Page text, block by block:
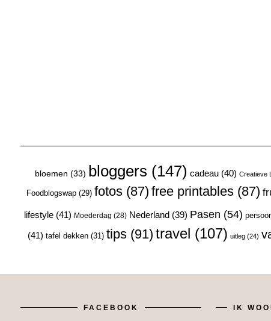
bloemen (33) bloggers (147) cadeau (40) Creatieve
Foodblogswap (29) fotos (87) free printables (87)
lifestyle(41) Moederdag (28) Nederland(39) Pasen (54)
(41) tafel dekken (31) tips (91) travel (107) uitleg (24)
FACEBOOK
IK